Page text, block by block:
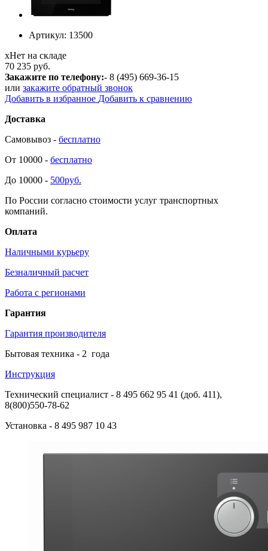
Артикул: 13500
хНет на складе
70 235 руб.
Закажите по телефону:- 8 (495) 669-36-15
или закажите обратный звонок
Добавить в избранное Добавить к сравнению
Доставка
Самовывоз - бесплатно
От 10000 - бесплатно
До 10000 - 500руб.
По России согласно стоимости услуг транспортных
компаний.
Оплата
Наличными курьеру
Безналичный расчет
Работа с регионами
Гарантия
Гарантия производителя
Бытовая техника - 2 года
Инструкция
Технический специалист - 8 495 662 95 41 (доб. 411),
8(800)550-78-62
Установка - 8 495 987 10 43